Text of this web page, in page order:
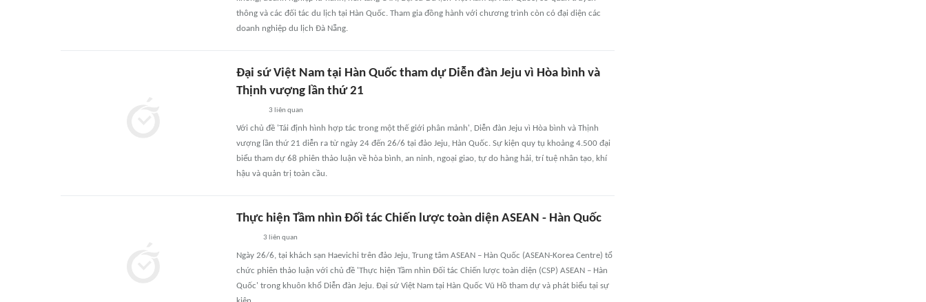
thông và các đối tác du lịch tại Hàn Quốc. Tham gia đồng hành với chương trình còn có đại diện các
doanh nghiệp du lịch Đà Nẵng.
Đại sứ Việt Nam tại Hàn Quốc tham dự Diễn đàn Jeju vì Hòa bình và
Thịnh vượng lần thứ 21
3 liên quan
Với chủ đề 'Tái định hình hợp tác trong một thế giới phân mảnh', Diễn đàn Jeju vì Hòa bình và Thịnh
vượng lần thứ 21 diễn ra từ ngày 24 đến 26/6 tại đảo Jeju, Hàn Quốc. Sự kiện quy tụ khoảng 4.500 đại
biểu tham dự 68 phiên thảo luận về hòa bình, an ninh, ngoại giao, tự do hàng hải, trí tuệ nhân tạo, khí
hậu và quản trị toàn cầu.
Thực hiện Tầm nhìn Đối tác Chiến lược toàn diện ASEAN - Hàn Quốc
3 liên quan
Ngày 26/6, tại khách sạn Haevichi trên đảo Jeju, Trung tâm ASEAN – Hàn Quốc (ASEAN-Korea Centre) tổ
chức phiên thảo luận với chủ đề 'Thực hiện Tầm nhìn Đối tác Chiến lược toàn diện (CSP) ASEAN – Hàn
Quốc' trong khuôn khổ Diễn đàn Jeju. Đại sứ Việt Nam tại Hàn Quốc Vũ Hồ tham dự và phát biểu tại sự